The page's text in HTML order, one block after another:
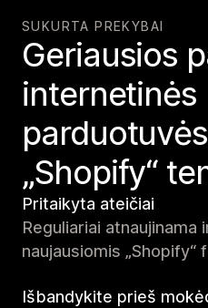
SUKURTA PREKYBAI
Geriausios
internetinės
„Shopify“
Pritaikyta ateičiai
Reguliariai atnaujinama
naujausiomis „Shopify“
Išbandykite prieš